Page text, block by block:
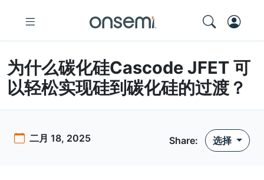
为什么碳化硅Cascode JFET 可
以轻松实现硅到碳化硅的过渡？
二月 18, 2025 Share: 选择